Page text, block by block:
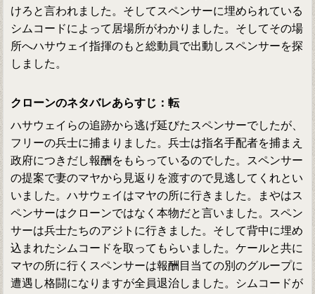
けろと言われました。そしてスペンサーに埋められている
シムコードによって居場所がわかりました。そしてその場
所へハサウェイ指揮のもと総動員で出動しスペンサーを探
しました。
クローンのネタバレあらすじ：転
ハサウェイらの追跡から逃げ延びたスペンサーでしたが、
フリーの兵士に捕まりました。兵士は指名手配者を捕まえ
政府につきだし報酬をもらっているのでした。スペンサー
の提案で妻のマヤから見返りを渡すので見逃してくれとい
いました。ハサウェイはマヤの所に行きました。まやはス
ペンサーはクローンではなく本物だと言いました。スペン
サーは兵士たちのアジトに行きました。そして背中に埋め
込まれたシムコードを取ってもらいました。ケールと共に
マヤの所に行くスペンサーは報酬目当ての別のグループに
遭遇し格闘になりますが全員退治しました。シムコードが